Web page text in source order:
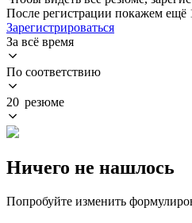
После регистрации покажем ещё
Зарегистрироваться
За всё время
По соответствию
20 резюме
Ничего не нашлось
Попробуйте изменить